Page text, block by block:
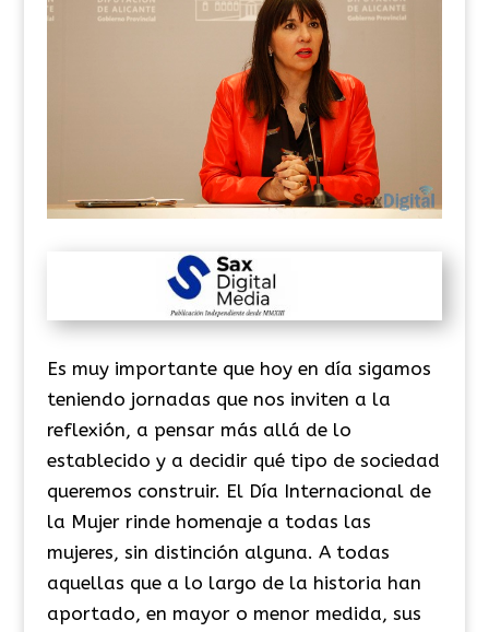
Es muy importante que hoy en día sigamos
teniendo jornadas que nos inviten a la
reflexión, a pensar más allá de lo
establecido y a decidir qué tipo de sociedad
queremos construir. El Día Internacional de
la Mujer rinde homenaje a todas las
mujeres, sin distinción alguna. A todas
aquellas que a lo largo de la historia han
aportado, en mayor o menor medida, sus